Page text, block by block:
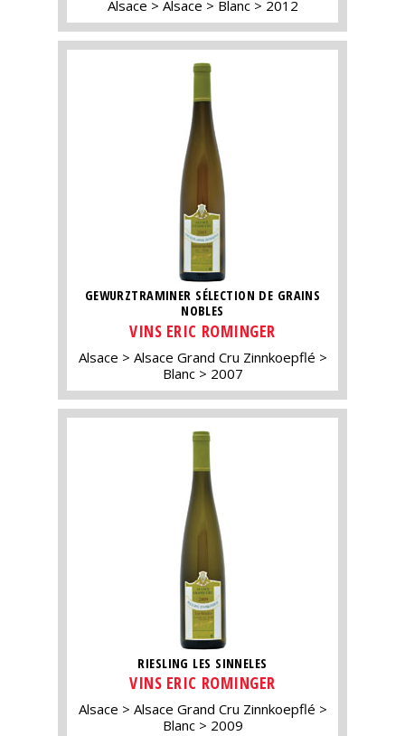
Alsace Alsace Blanc 2012
GEWURZTRAMINER SÉLECTION DE GRAINS
NOBLES
VINS ERIC ROMINGER
Alsace
Alsace Grand Cru Zinnkoepflé
Blanc
2007
RIESLING LES SINNELES
VINS ERIC ROMINGER
Alsace
Alsace Grand Cru Zinnkoepflé
Blanc
2009